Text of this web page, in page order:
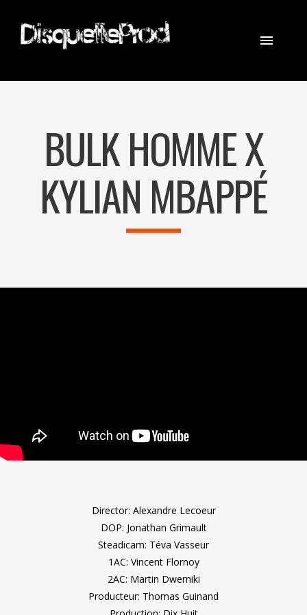
CONTACT
BULK HOMME X
KYLIAN MBAPPÉ
Director: Alexandre Lecoeur
DOP: Jonathan Grimault
Steadicam: Téva Vasseur
1AC: Vincent Flornoy
2AC: Martin Dwerniki
Producteur: Thomas Guinand